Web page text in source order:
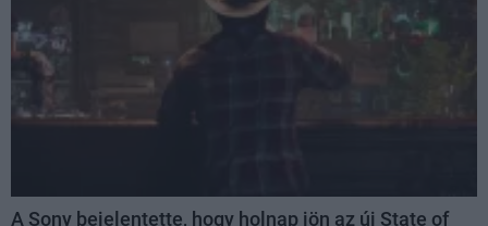
A Sony bejelentette, hogy holnap jön az új State of